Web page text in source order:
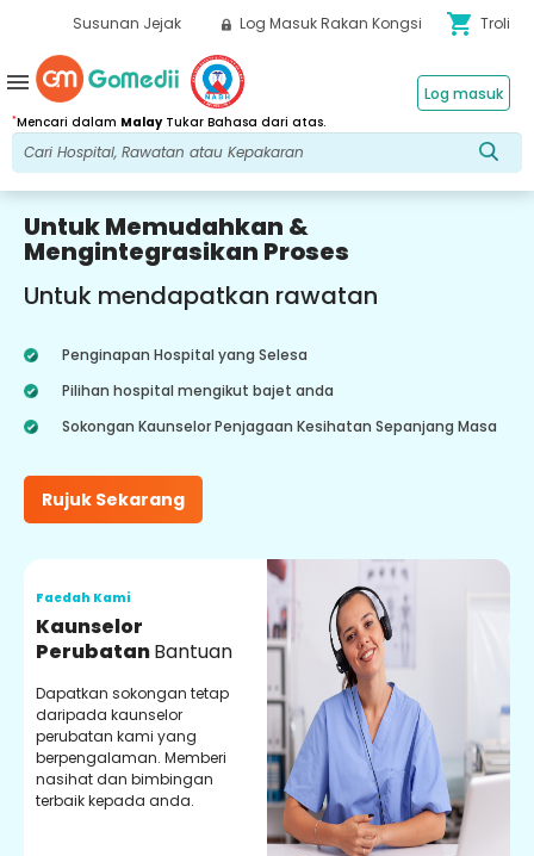
Susunan Jejak Log Masuk Rakan Kongsi shopping_cart Troli
*Mencari dalam MalayTukar Bahasa dari atas.
Log masuk
menu
Untuk Memudahkan &
Mengintegrasikan Proses
Untuk mendapatkan rawatan
Penginapan Hospital yang Selesa
Pilihan hospital mengikut bajet anda
Sokongan Kaunselor Penjagaan Kesihatan Sepanjang Masa
Rujuk Sekarang
Faedah Kami
Kaunselor
PerubatanBantuan
Dapatkan sokongan tetap
daripada kaunselor
perubatan kami yang
berpengalaman. Memberi
nasihat dan bimbingan
terbaik kepada anda.